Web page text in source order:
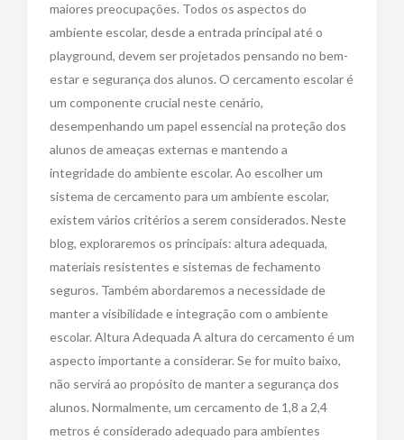
maiores preocupações. Todos os aspectos do
ambiente escolar, desde a entrada principal até o
playground, devem ser projetados pensando no bem-
estar e segurança dos alunos. O cercamento escolar é
um componente crucial neste cenário,
desempenhando um papel essencial na proteção dos
alunos de ameaças externas e mantendo a
integridade do ambiente escolar. Ao escolher um
sistema de cercamento para um ambiente escolar,
existem vários critérios a serem considerados. Neste
blog, exploraremos os principais: altura adequada,
materiais resistentes e sistemas de fechamento
seguros. Também abordaremos a necessidade de
manter a visibilidade e integração com o ambiente
escolar. Altura Adequada A altura do cercamento é um
aspecto importante a considerar. Se for muito baixo,
não servirá ao propósito de manter a segurança dos
alunos. Normalmente, um cercamento de 1,8 a 2,4
metros é considerado adequado para ambientes